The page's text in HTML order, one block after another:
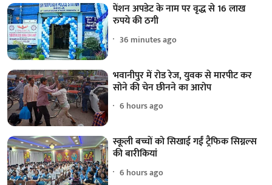
पेंशन अपडेट के नाम पर वृद्ध से 16 लाख
रुपये की ठगी
36 minutes ago
भवानीपुर में रोड रेज, युवक से मारपीट कर
सोने की चेन छीनने का आरोप
6 hours ago
स्कूली बच्चों को सिखाई गईं ट्रैफिक सिग्नल्स
की बारीकियां
6 hours ago